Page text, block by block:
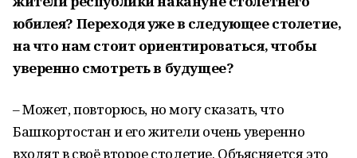
юбилея? Переходя уже в следующее столетие,
на что нам стоит ориентироваться, чтобы
уверенно смотреть в будущее?
– Может, повторюсь, но могу сказать, что
Башкортостан и его жители очень уверенно
входят в своё второе столетие. Объясняется это